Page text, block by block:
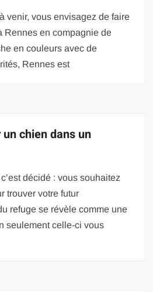
venir, vous envisagez de faire
Rennes en compagnie de
en couleurs avec de
Rennes est
chien dans un
décidé : vous souhaitez
trouver votre futur
refuge se révèle comme une
seulement celle-ci vous